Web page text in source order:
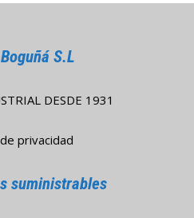
S.L
DESDE 1931
privacidad
suministrables